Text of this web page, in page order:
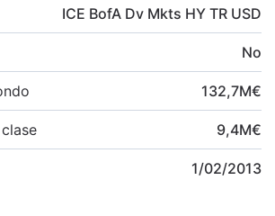
ICE BofA Dv Mkts HY TR USD
No
132,7M€
9,4M€
1/02/2013